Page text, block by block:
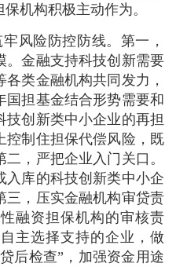
机构积极主动作为。
风险防控防线。第一，
。金融支持科技创新需要
类金融机构共同发力，
国担基金结合形势需要和
技创新类中小企业的再担
控制住担保代偿风险，既
，严把企业入门关口。
入库的科技创新类中小企
三，压实金融机构审贷责
融资担保机构的审核责
主选择支持的企业，做
后检查”，加强资金用途